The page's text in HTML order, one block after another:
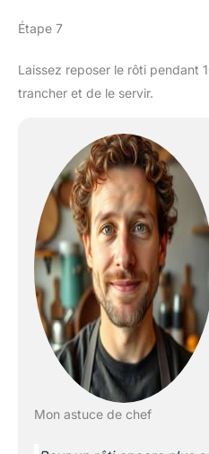
Étape 7
Laissez reposer le rôti pendant
trancher et de le servir.
Mon astuce de chef